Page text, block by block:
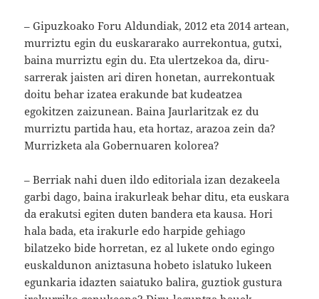
– Gipuzkoako Foru Aldundiak, 2012 eta 2014 artean,
murriztu egin du euskararako aurrekontua, gutxi,
baina murriztu egin du. Eta ulertzekoa da, diru-
sarrerak jaisten ari diren honetan, aurrekontuak
doitu behar izatea erakunde bat kudeatzea
egokitzen zaizunean. Baina Jaurlaritzak ez du
murriztu partida hau, eta hortaz, arazoa zein da?
Murrizketa ala Gobernuaren kolorea?
– Berriak nahi duen ildo editoriala izan dezakeela
garbi dago, baina irakurleak behar ditu, eta euskara
da erakutsi egiten duten bandera eta kausa. Hori
hala bada, eta irakurle edo harpide gehiago
bilatzeko bide horretan, ez al lukete ondo egingo
euskaldunon aniztasuna hobeto islatuko lukeen
egunkaria idazten saiatuko balira, guztiok gustura